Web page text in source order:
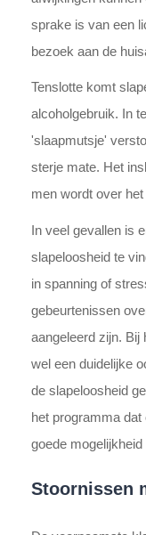
sprake is van een
bezoek aan de
Tenslotte komt
alcoholgebruik. In
'slaapmutsje'
sterje mate. Het
men wordt over
In veel gevallen is
slapeloosheid te
in spanning of
gebeurtenissen
aangeleerd zijn. Bij
wel een duidelijke
de slapeloosheid
het programma
goede mogelijkheid
Stoornissen